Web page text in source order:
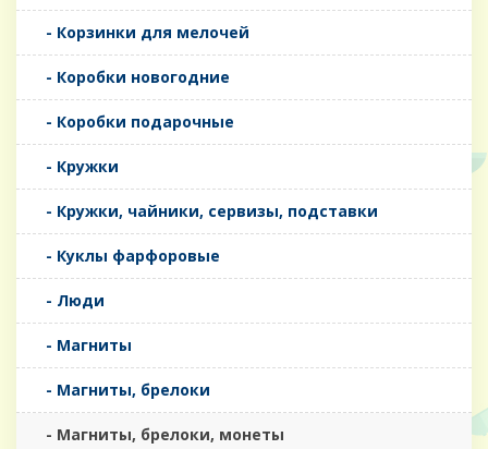
- Корзинки для мелочей
- Коробки новогодние
- Коробки подарочные
- Кружки
- Кружки, чайники, сервизы, подставки
- Куклы фарфоровые
- Люди
- Магниты
- Магниты, брелоки
- Магниты, брелоки, монеты